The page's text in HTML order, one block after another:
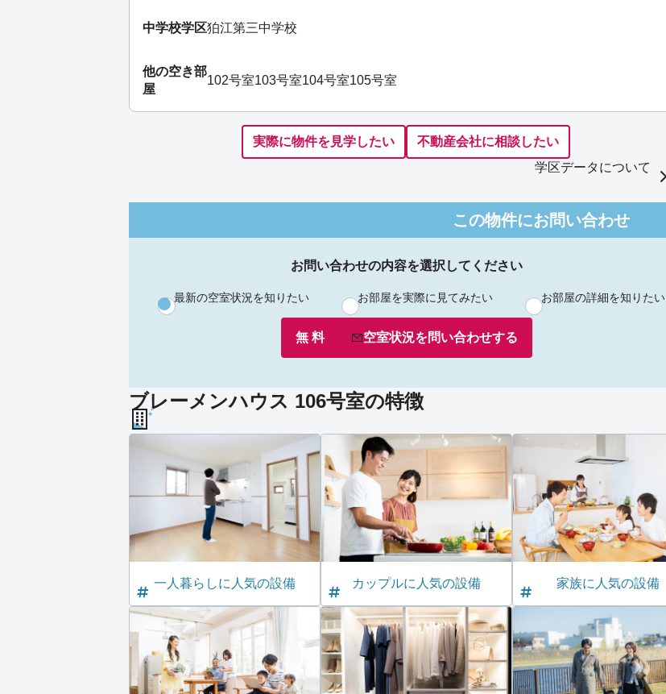
中学校学区狛江第三中学校
他の空き部
屋
102号室103号室104号室105号室
実際に物件を見学したい
不動産会社に相談したい
学区データについて
この物件にお問い合わせ
お問い合わせの内容を選択してください
最新の空室状況を知りたい お部屋を実際に見てみたい お部屋の詳細を知りたい
無 料 空室状況を問い合わせする
ブレーメンハウス 106号室の特徴
一人暮らしに人気の設備 カップルに人気の設備 家族に人気の設備